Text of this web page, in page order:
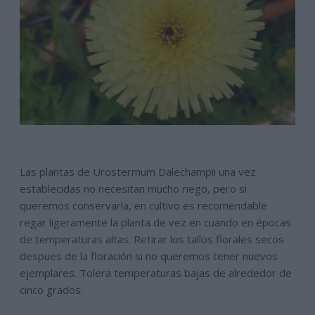
Las plantas de Urostermum Dalechampii una vez
establecidas no necesitan mucho riego, pero si
queremos conservarla, en cultivo es recomendable
regar ligeramente la planta de vez en cuando en épocas
de temperaturas altas. Retirar los tallos florales secos
despues de la floración si no queremos tener nuevos
ejemplares. Tolera temperaturas bajas de alrededor de
cinco grados.